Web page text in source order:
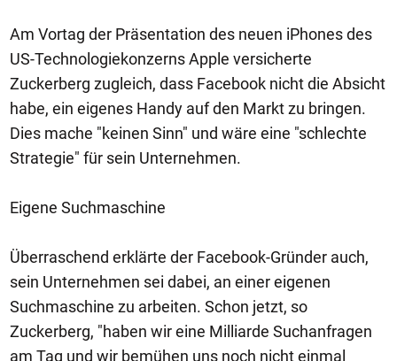
Am Vortag der Präsentation des neuen iPhones des
US-Technologiekonzerns Apple versicherte
Zuckerberg zugleich, dass Facebook nicht die Absicht
habe, ein eigenes Handy auf den Markt zu bringen.
Dies mache "keinen Sinn" und wäre eine "schlechte
Strategie" für sein Unternehmen.
Eigene Suchmaschine
Überraschend erklärte der Facebook-Gründer auch,
sein Unternehmen sei dabei, an einer eigenen
Suchmaschine zu arbeiten. Schon jetzt, so
Zuckerberg, "haben wir eine Milliarde Suchanfragen
am Tag und wir bemühen uns noch nicht einmal